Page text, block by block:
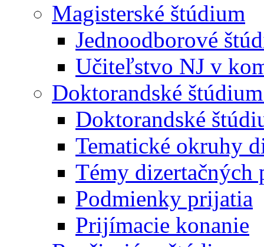
Magisterské štúdium
Jednoodborové
Učiteľstvo NJ v
Doktorandské
Doktorandské
Tematické okruhy
Témy dizertačných
Podmienky prijatia
Prijímacie konanie